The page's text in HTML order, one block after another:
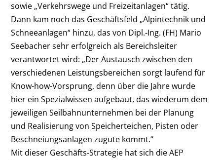
sowie „Verkehrswege und Freizeitanlagen“ tätig.
Dann kam noch das Geschäftsfeld „Alpintechnik und
Schneeanlagen“ hinzu, das von Dipl.-Ing. (FH) Mario
Seebacher sehr erfolgreich als Bereichsleiter
verantwortet wird: „Der Austausch zwischen den
verschiedenen Leistungsbereichen sorgt laufend für
Know-how-Vorsprung, denn über die Jahre wurde
hier ein Spezialwissen aufgebaut, das wiederum dem
jeweiligen Seilbahnunternehmen bei der Planung
und Realisierung von Speicherteichen, Pisten oder
Beschneiungsanlagen zugute kommt.“
Mit dieser Geschäfts-Strategie hat sich die AEP